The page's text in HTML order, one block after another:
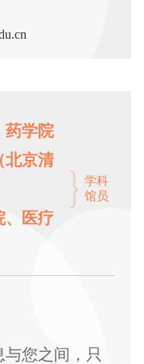
药学院
北京清
、医疗
学科
馆员
您之间，只